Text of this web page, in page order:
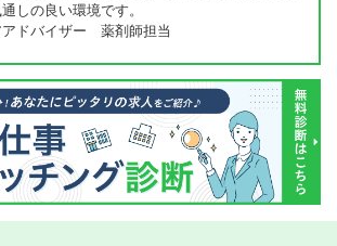
しの良い環境です。
アドバイザー 薬剤師担当